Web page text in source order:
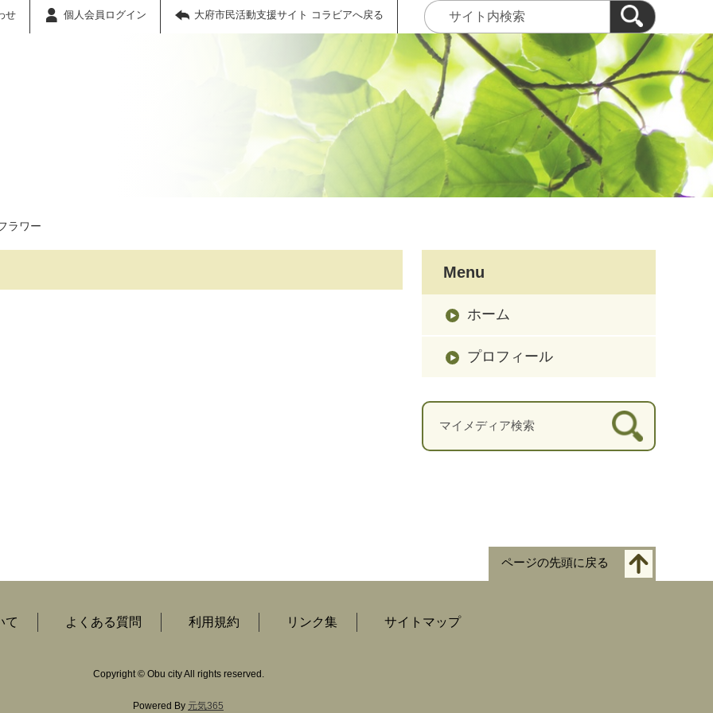
せ 個人会員ログイン 大府市民活動支援サイト コラビアへ戻る
ラワー
Menu
ホーム
プロフィール
ページの先頭に戻る
て よくある質問 利用規約 リンク集 サイトマップ
Copyright © Obu city All rights reserved.
Powered By 元気365